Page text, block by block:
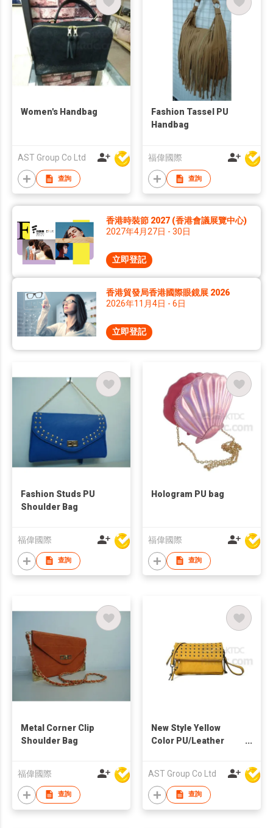
Women's Handbag
AST Group Co Ltd
查詢
Fashion Tassel PU
Handbag
福偉國際
查詢
香港時裝節 2027 (香港會議展覽中心)
2027年4月27日 - 30日
立即登記
香港貿發局香港國際眼鏡展 2026
2026年11月4日 - 6日
立即登記
Fashion Studs PU
Shoulder Bag
福偉國際
查詢
Hologram PU bag
福偉國際
查詢
Metal Corner Clip
Shoulder Bag
福偉國際
查詢
New Style Yellow
Color PU/Leather
AST Group Co Ltd
查詢